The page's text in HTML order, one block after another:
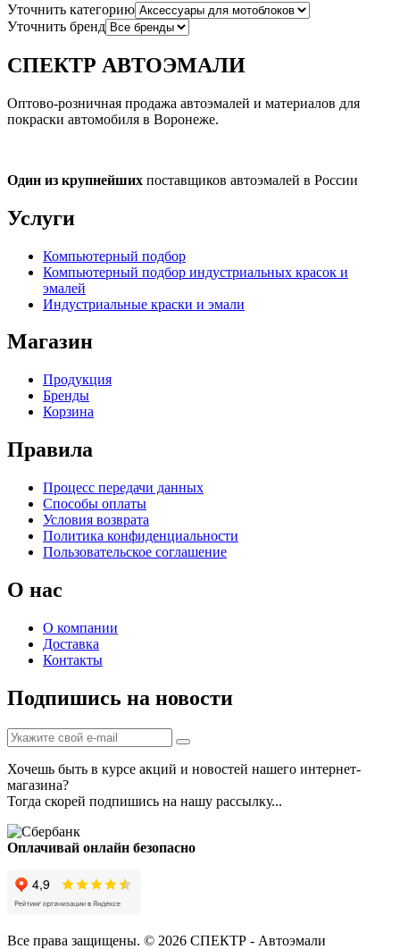
Уточнить категорию
Уточнить бренд
СПЕКТР АВТОЭМАЛИ
Оптово-розничная продажа автоэмалей и материалов для
покраски автомобиля в Воронеже.
Один из крупнейших поставщиков автоэмалей в России
Услуги
Компьютерный подбор
Компьютерный подбор индустриальных красок и
эмалей
Индустриальные краски и эмали
Магазин
Продукция
Бренды
Корзина
Правила
Процесс передачи данных
Способы оплаты
Условия возврата
Политика конфиденциальности
Пользовательское соглашение
О нас
О компании
Доставка
Контакты
Подпишись на новости
Хочешь быть в курсе акций и новостей нашего интернет-
магазина?
Тогда скорей подпишись на нашу рассылку...
Оплачивай онлайн безопасно
Все права защищены. © 2026 СПЕКТР - Автоэмали